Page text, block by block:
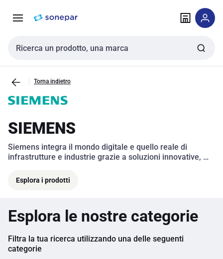
navigazione alla
Cerca input
Torna indietro
SIEMENS
Siemens integra il mondo digitale e quello reale di
infrastrutture e industrie grazie a soluzioni innovative,
Esplora i prodotti
Esplora le nostre categorie
Filtra la tua ricerca utilizzando una delle seguenti
categorie